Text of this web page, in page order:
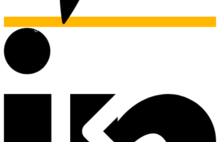
Materiais Básicos